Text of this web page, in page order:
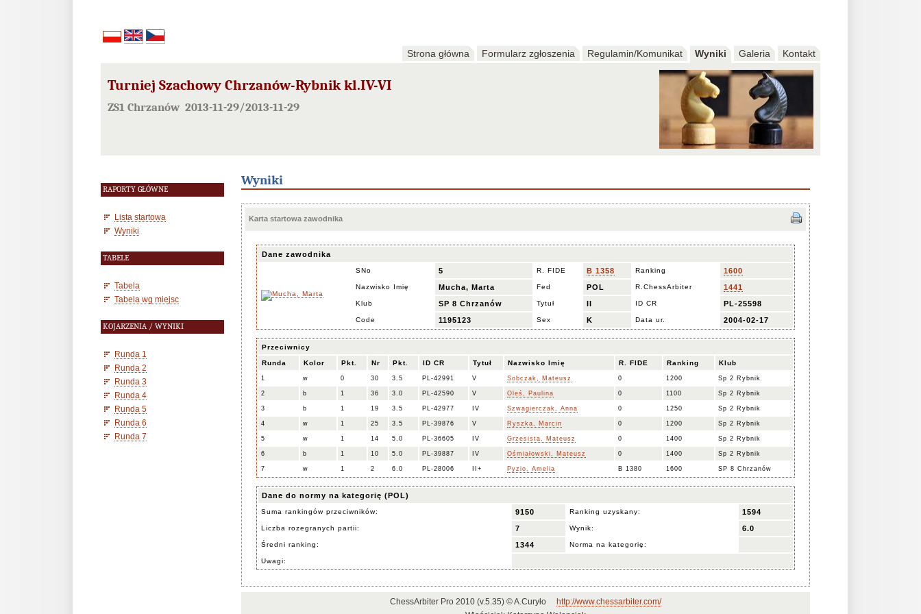
Strona główna Formularz zgłoszenia Regulamin/Komunikat Wyniki Galeria Kontakt
Turniej Szachowy Chrzanów-Rybnik kl.IV-VI
ZS1 Chrzanów 2013-11-29/2013-11-29
RAPORTY GŁÓWNE
Lista startowa
Wyniki
TABELE
Tabela
Tabela wg miejsc
KOJARZENIA / WYNIKI
Runda 1
Runda 2
Runda 3
Runda 4
Runda 5
Runda 6
Runda 7
Wyniki
Karta startowa zawodnika
Dane zawodnika
SNo 5 R. FIDE B 1358 Ranking 1600
Nazwisko Imię Mucha, Marta Fed POL R.ChessArbiter 1441
Klub SP 8 Chrzanów Tytuł II ID CR PL-25598
Code 1195123 Sex K Data ur. 2004-02-17
Przeciwnicy
Runda Kolor Pkt. Nr Pkt. ID CR Tytuł Nazwisko Imię R. FIDE Ranking Klub
1 w 0 30 3.5 PL-42991 V Sobczak, Mateusz 0 1200 Sp 2 Rybnik
2 b 1 36 3.0 PL-42590 V Oleś, Paulina 0 1100 Sp 2 Rybnik
3 b 1 19 3.5 PL-42977 IV Szwagierczak, Anna 0 1250 Sp 2 Rybnik
4 w 1 25 3.5 PL-39876 V Ryszka, Marcin 0 1200 Sp 2 Rybnik
5 w 1 14 5.0 PL-36605 IV Grzesista, Mateusz 0 1400 Sp 2 Rybnik
6 b 1 10 5.0 PL-39887 IV Ośmiałowski, Mateusz 0 1400 Sp 2 Rybnik
7 w 1 2 6.0 PL-28006 II+ Pyzio, Amelia B 1380 1600 SP 8 Chrzanów
Dane do normy na kategorię (POL)
Suma rankingów przeciwników: 9150 Ranking uzyskany: 1594
Liczba rozegranych partii: 7 Wynik: 6.0
Średni ranking: 1344 Norma na kategorię:
Uwagi:
ChessArbiter Pro 2010 (v.5.35) © A.Curyło
http://www.chessarbiter.com/